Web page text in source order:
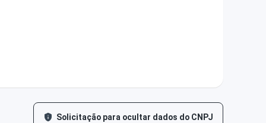
Solicitação para ocultar dados do CNPJ